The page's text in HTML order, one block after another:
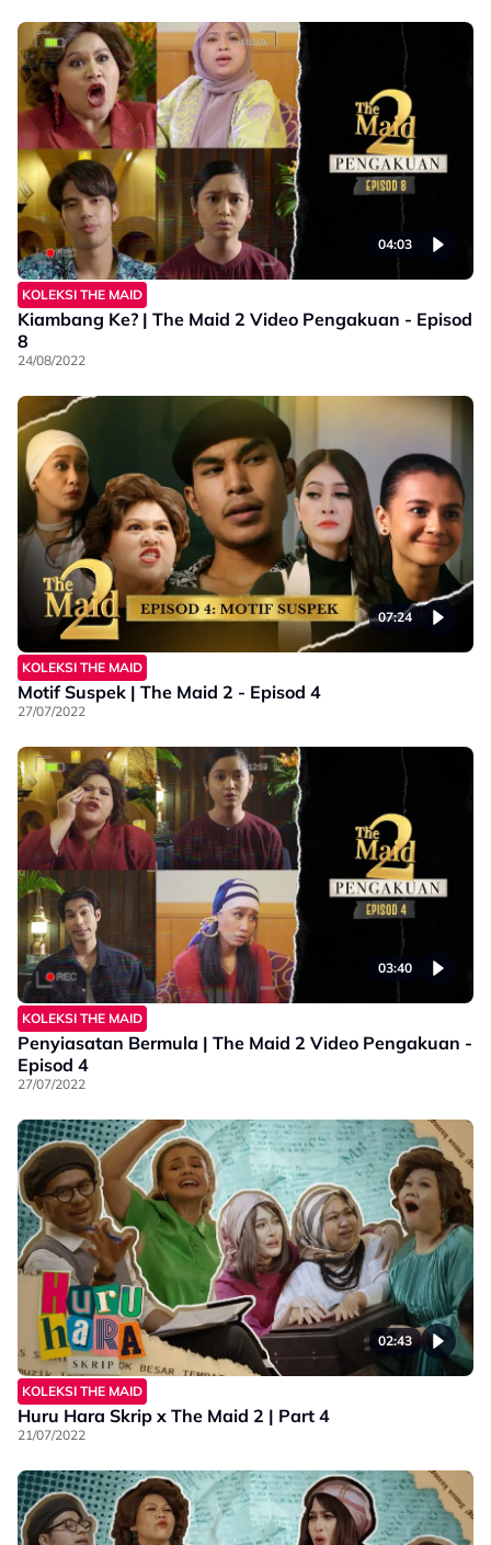
04:03
KOLEKSI THE MAID
Kiambang Ke? | The Maid 2 Video Pengakuan - Episod
8
24/08/2022
07:24
KOLEKSI THE MAID
Motif Suspek | The Maid 2 - Episod 4
27/07/2022
03:40
KOLEKSI THE MAID
Penyiasatan Bermula | The Maid 2 Video Pengakuan -
Episod 4
27/07/2022
02:43
KOLEKSI THE MAID
Huru Hara Skrip x The Maid 2 | Part 4
21/07/2022